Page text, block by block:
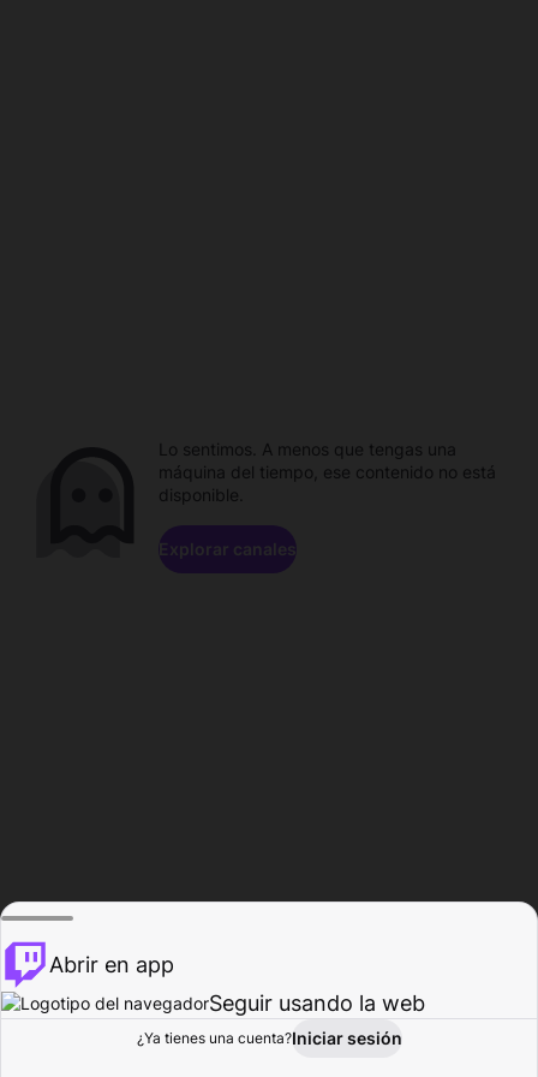
Explorar Actividad
Lo sentimos. A menos que tengas una
máquina del tiempo, ese contenido no está
disponible.
Explorar canales
Abrir en app
Seguir usando la web
¿Ya tienes una cuenta?Iniciar sesión